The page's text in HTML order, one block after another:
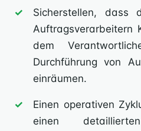
Sicherstellen, dass
Auftragsverarbeitern
dem
Durchführung von
einräumen.
Einen operativen
einen